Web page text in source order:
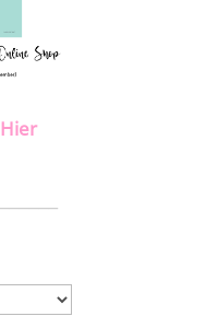
Hier